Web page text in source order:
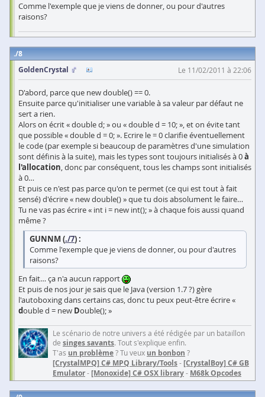
Comme l'exemple que je viens de donner, ou pour d'autres
raisons?
8
GoldenCrystal
Le 11/02/2011 à 22:06
D'abord, parce que new double() == 0.
Ensuite parce qu'initialiser une variable à sa valeur par défaut ne
sert a rien.
Alors on écrit « double d; » ou « double d = 10; », et on évite tant
que possible « double d = 0; ». Ecrire le = 0 clarifie éventuellement
le code (par exemple si beaucoup de paramètres d'une simulation
sont définis à la suite), mais les types sont toujours initialisés à 0à
l'allocation, donc par conséquent, tous les champs sont initialisés
à 0…
Et puis ce n'est pas parce qu'on te permet (ce qui est tout à fait
sensé) d'écrire « new double() » que tu dois absolument le faire…
Tu ne vas pas écrire « int i = new int(); » à chaque fois aussi quand
même ?
GUNNM (./7) :
Comme l'exemple que je viens de donner, ou pour d'autres
raisons?
En fait… ça n'a aucun rapport
Et puis de nos jour je sais que le Java (version 1.7 ?) gère
l'autoboxing dans certains cas, donc tu peux peut-être écrire «
double d = new Double(); »
Le scénario de notre univers a été rédigée par un bataillon
de singes savants. Tout s'explique enfin.
T'as un problème? Tu veux un bonbon ?
[CrystalMPQ] C# MPQ Library/Tools- [CrystalBoy] C# GB
Emulator- [Monoxide] C# OSX library- M68k Opcodes